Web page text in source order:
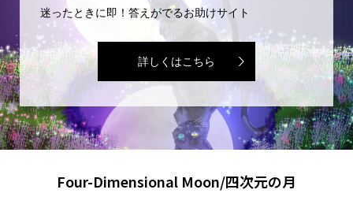
迷ったときに即！答えがでるお助けサイト
詳しくはこちら
Four-Dimensional Moon/四次元の月